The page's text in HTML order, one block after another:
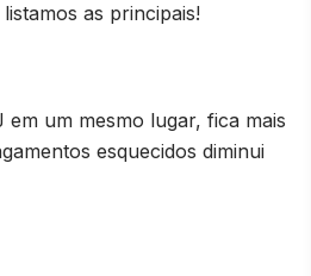
as principais!
um mesmo lugar, fica mais
esquecidos diminui